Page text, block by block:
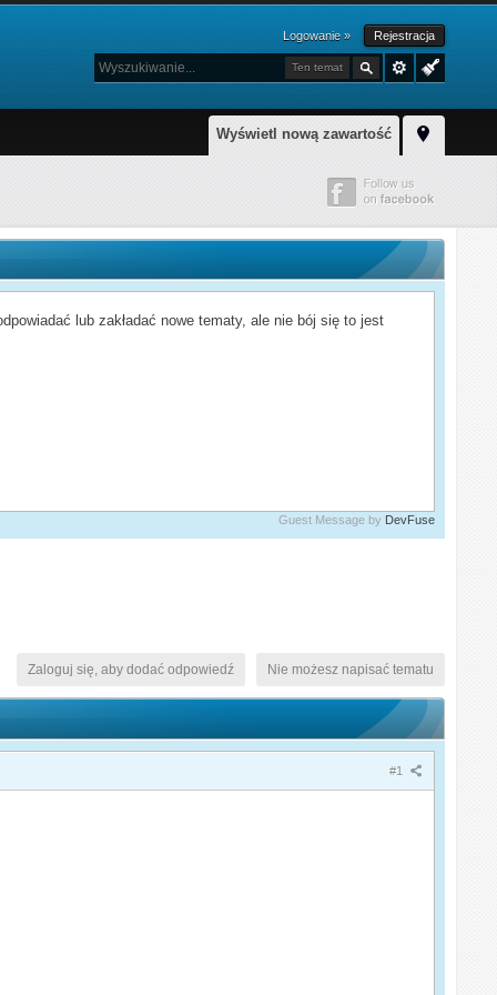
Logowanie » Rejestracja
Ten temat
Wyświetl nową zawartość
lub zakładać nowe tematy, ale nie bój się to jest
Guest Message by DevFuse
Nie możesz napisać tematu
Zaloguj się, aby dodać odpowiedź
#1